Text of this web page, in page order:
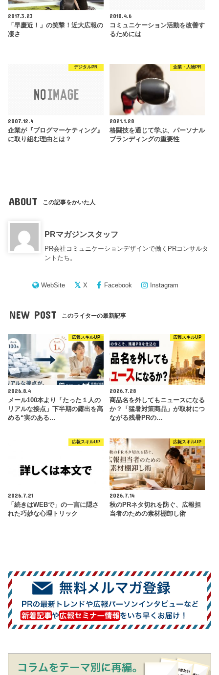
2017.3.23
「早慶近！」の笑撃！近大広報の
凄さ
2010.4.6
コミュニケーション活動を改善す
るためには
デジタルPR
2007.12.4
企業が『ブログマーケティング』
に取り組む理由とは？
企業・人物PR
2021.1.28
格闘技を通じて学ぶ、パーソナル
ブランディングの重要性
ABOUT この記事をかいた人
PRマガジンスタッフ
PR会社コミュニケーションデザインで働くPRコンサルタ
ントたち。
WebSite X Facebook Instagram
NEW POST このライターの最新記事
広報スキルUP
2026.8.4
メール100本より「たった１人の
リアルな接点」下半期の露出を高
める“実のある…
広報スキルUP
2026.7.28
商品名を外してもニュースになる
か？「猛暑対策商品」が取材につ
ながる残暑PRの…
広報スキルUP
2026.7.21
「続きはWEBで」の一言に隠さ
れた巧妙な心理トリック
広報スキルUP
2026.7.14
秋のPRネタ切れを防ぐ、広報担
当者のための素材棚卸し術